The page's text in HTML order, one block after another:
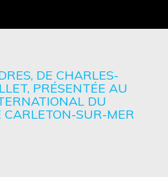
DE CHARLES-
PRÉSENTÉE AU
DU
CARLETON-SUR-MER